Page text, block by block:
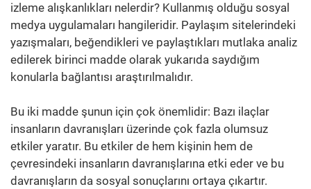
izleme alışkanlıkları nelerdir? Kullanmış olduğu sosyal
medya uygulamaları hangileridir. Paylaşım sitelerindeki
yazışmaları, beğendikleri ve paylaştıkları mutlaka analiz
edilerek birinci madde olarak yukarıda saydığım
konularla bağlantısı araştırılmalıdır.
Bu iki madde şunun için çok önemlidir: Bazı ilaçlar
insanların davranışları üzerinde çok fazla olumsuz
etkiler yaratır. Bu etkiler de hem kişinin hem de
çevresindeki insanların davranışlarına etki eder ve bu
davranışların da sosyal sonuçlarını ortaya çıkartır.